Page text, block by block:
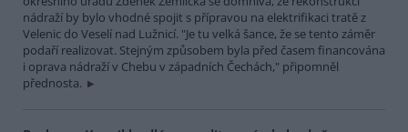
nádraží by bylo vhodné spojit s přípravou na elektrifikaci tratě z
Velenic do Veselí nad Lužnicí. "Je tu velká šance, že se tento záměr
podaří realizovat. Stejným způsobem byla před časem financována
i oprava nádraží v Chebu v západních Čechách," připomněl
přednosta.